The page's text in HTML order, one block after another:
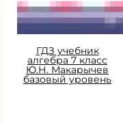
ГДЗ учебник
алгебра 7 класс
Ю.Н. Макарычев
базовый уровень